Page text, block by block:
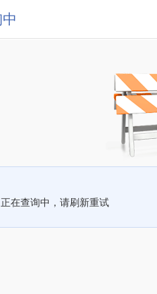
正在查询中，请刷新重试